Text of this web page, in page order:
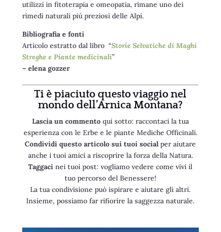
utilizzi in fitoterapia e omeopatia, rimane uno dei
rimedi naturali più preziosi delle Alpi.
Bibliografia e fonti
Articolo estratto dal libro “Storie Selvatiche di Maghi
Streghe e Piante medicinali”
– elena gozzer
Ti è piaciuto questo viaggio nel
mondo dell’Arnica Montana?
Lascia un commentoqui sotto: raccontaci la tua
esperienza con le Erbe e le piante Mediche Officinali.
Condividi questo articolo sui tuoi social per aiutare
anche i tuoi amici a riscoprire la forza della Natura.
Taggaci nei tuoi post: vogliamo vedere come vivi il
tuo percorso del Benessere!
La tua condivisione può ispirare e aiutare gli altri.
Insieme, possiamo far rifiorire la saggezza naturale.